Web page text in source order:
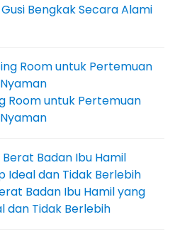
Bengkak Secara Alami
Room untuk Pertemuan
Badan Ibu Hamil yang
dan Tidak Berlebih